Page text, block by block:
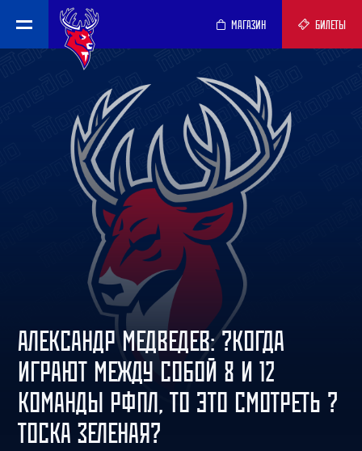
МАГАЗИН БИЛЕТЫ
АЛЕКСАНДР МЕДВЕДЕВ: ?КОГДА
ИГРАЮТ МЕЖДУ СОБОЙ 8 И 12
КОМАНДЫ РФПЛ, ТО ЭТО СМОТРЕТЬ ?
ТОСКА ЗЕЛЕНАЯ?